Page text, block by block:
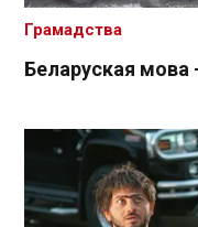
Беларуская мова
Грамадства